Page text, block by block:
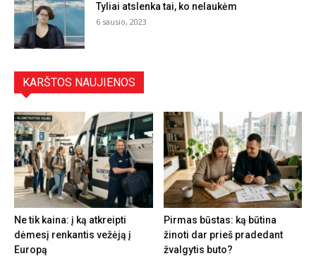
Tyliai atslenka tai, ko nelaukėm
6 sausio, 2023
KARŠTOS NAUJIENOS
Ne tik kaina: į ką atkreipti
dėmesį renkantis vežėją į
Europą
Pirmas būstas: ką būtina
žinoti dar prieš pradedant
žvalgytis buto?